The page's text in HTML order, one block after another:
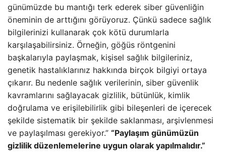
günümüzde bu mantığı terk ederek siber güvenliğin
öneminin de arttığını görüyoruz. Çünkü sadece sağlık
bilgilerinizi kullanarak çok kötü durumlarla
karşılaşabilirsiniz. Örneğin, göğüs röntgenini
başkalarıyla paylaşmak, kişisel sağlık bilgileriniz,
genetik hastalıklarınız hakkında birçok bilgiyi ortaya
çıkarır. Bu nedenle sağlık verilerinin, siber güvenlik
kavramlarını sağlayacak gizlilik, bütünlük, kimlik
doğrulama ve erişilebilirlik gibi bileşenleri de içerecek
şekilde sistematik bir şekilde saklanması, arşivlenmesi
ve paylaşılması gerekiyor.” “Paylaşım günümüzün
gizlilik düzenlemelerine uygun olarak yapılmalıdır.”